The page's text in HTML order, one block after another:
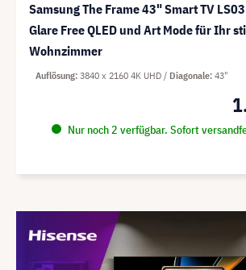
Samsung The Frame 43" Smart TV
Glare Free QLED und Art Mode für Ihr
Wohnzimmer
Nur noch 2 verfügbar. Sofort
Auflösung 3840 x 2160 4K UHD Diagonale 43"